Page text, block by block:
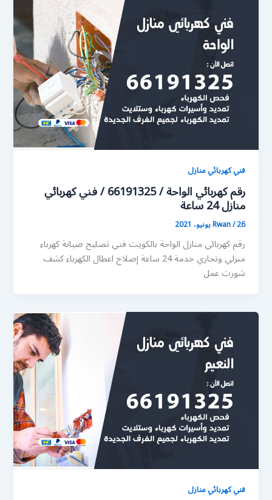
فني كهربائي منازل
رقم كهربائي الواحة / 66191325 / فني كهربائي
منازل 24 ساعة
Rwan/26 يونيو، 2021
رقم كهربائي منازل الواحة بالكويت فني تصليح صيانة كهرباء
منزلي وتجاري خدمة 24 ساعة إصلاح اعطال الكهرباء كشف
شورت عمل
فني كهربائي منازل